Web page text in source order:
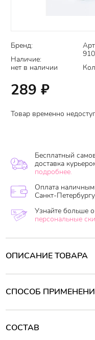
Бренд:
Наличие:
нет в наличии
289 ₽
Товар временно
Бесплатный
доставка
подробнее.
Оплата
Санкт-
Узнайте больше
персональные
ОПИСАНИЕ ТОВАРА
Grace Green Herb 2 Ways
натуральное средство на
Мини ингалятор поможет
* головокружении,
* насморке,
СПОСОБ
Способ применения:
одной стороны и вдыхайте
герметично завинченный
СОСТАВ